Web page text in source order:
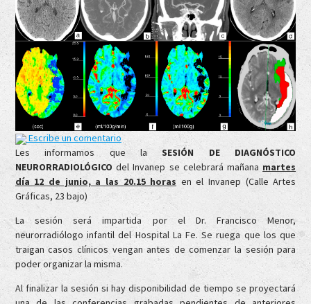
Escribe un comentario
Les informamos que laSESIÓN DE DIAGNÓSTICO
NEURORRADIOLÓGICO del Invanep se celebrará mañana martes
día 12 de junio, a las 20.15 horas en el Invanep (Calle Artes
Gráficas, 23 bajo)
La sesión será impartida por el Dr. Francisco Menor,
neurorradiólogo infantil del Hospital La Fe. Se ruega que los que
traigan casos clínicos vengan antes de comenzar la sesión para
poder organizar la misma.
Al finalizar la sesión si hay disponibilidad de tiempo se proyectará